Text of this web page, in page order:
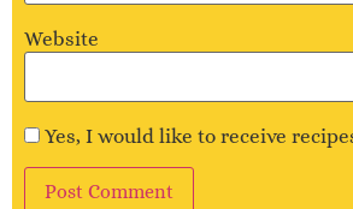
Website
Yes, I would like to receive